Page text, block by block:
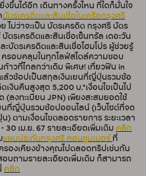
ขึ้นได้อีก เดินทางครั้งไหน ที่ใดก็มั่นใจ
บัตรเครดิตและสินเชื่อในเครือกรุงศรี
ไม่ว่าจะเป็น บัตรเครดิต กรุงศรี บัตร
ตรเครดิตและสินเชื่อเซ็นทรัล เดอะวัน
ะบัตรเครดิตและสินเชื่อโฮมโปร ผู้ช่วยรู้
ครอบคลุมในทุกไลฟ์สไตล์ความชอบ
าวที่ไกลกว่าเดิม พิเศษ! เที่ยวฟิน in
ล้วช้อปเป็นสกุลเงินเยนที่ญี่ปุ่นรวมช้อ
เงินคืนสูงสุด 5,200 บ.*เงื่อนไขเป็นไป
ลงทะเบียน JPN) เพียงสะสมยอดใช้
นที่ญี่ปุ่นรวมช้อปออนไลน์ (เว็บไซต์ที่จด
) ตามเงื่อนไขตลอดรายการ ระยะเวลา
30 เม.ย. 67 รายละเอียดเพิ่มเติม คลิก
แผนประกันกรุงศรี คอนซูมเมอร์ที่
องเคียงข้างคุณไปตลอดทริปเช่นกัน
บถามรายละเอียดเพิ่มเติม ก็สามารถ
คลิก